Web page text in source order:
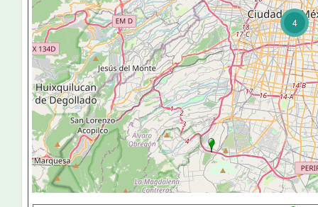
4